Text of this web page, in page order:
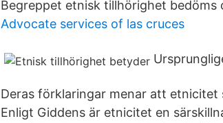
Begreppet etnisk tillhörighet
Advocate services of las cruces
Deras förklaringar menar att
Enligt Giddens är etnicitet en